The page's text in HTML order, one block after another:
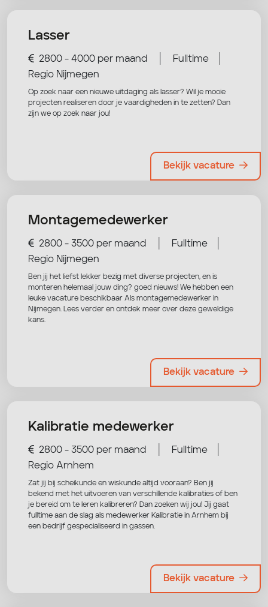
Lasser
2800 - 4000 per maand Fulltime
Regio Nijmegen
Op zoek naar een nieuwe uitdaging als lasser? Wil je mooie
projecten realiseren door je vaardigheden in te zetten? Dan
zijn we op zoek naar jou!
Bekijk vacature
Montagemedewerker
2800 - 3500 per maand Fulltime
Regio Nijmegen
Ben jij het liefst lekker bezig met diverse projecten, en is
monteren helemaal jouw ding? goed nieuws! We hebben een
leuke vacature beschikbaar Als montagemedewerker in
Nijmegen. Lees verder en ontdek meer over deze geweldige
kans.
Bekijk vacature
Kalibratie medewerker
2800 - 3500 per maand Fulltime
Regio Arnhem
Zat jij bij scheikunde en wiskunde altijd vooraan? Ben jij
bekend met het uitvoeren van verschillende kalibraties of ben
je bereid om te leren kalibreren? Dan zoeken wij jou! Jij gaat
fulltime aan de slag als medewerker Kalibratie in Arnhem bij
een bedrijf gespecialiseerd in gassen.
Bekijk vacature